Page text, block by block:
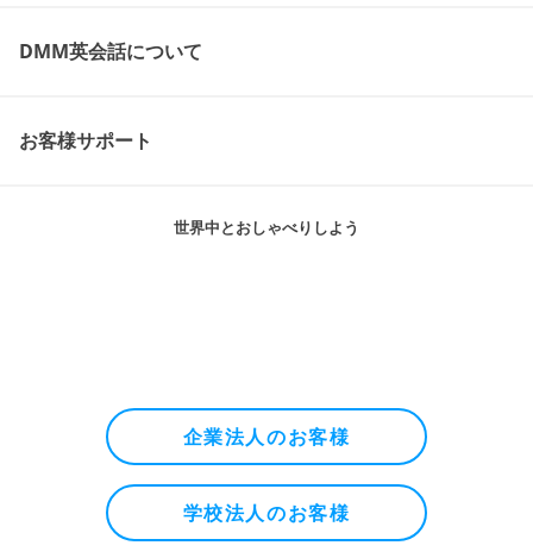
DMM英会話について
お客様サポート
世界中とおしゃべりしよう
企業法人のお客様
学校法人のお客様